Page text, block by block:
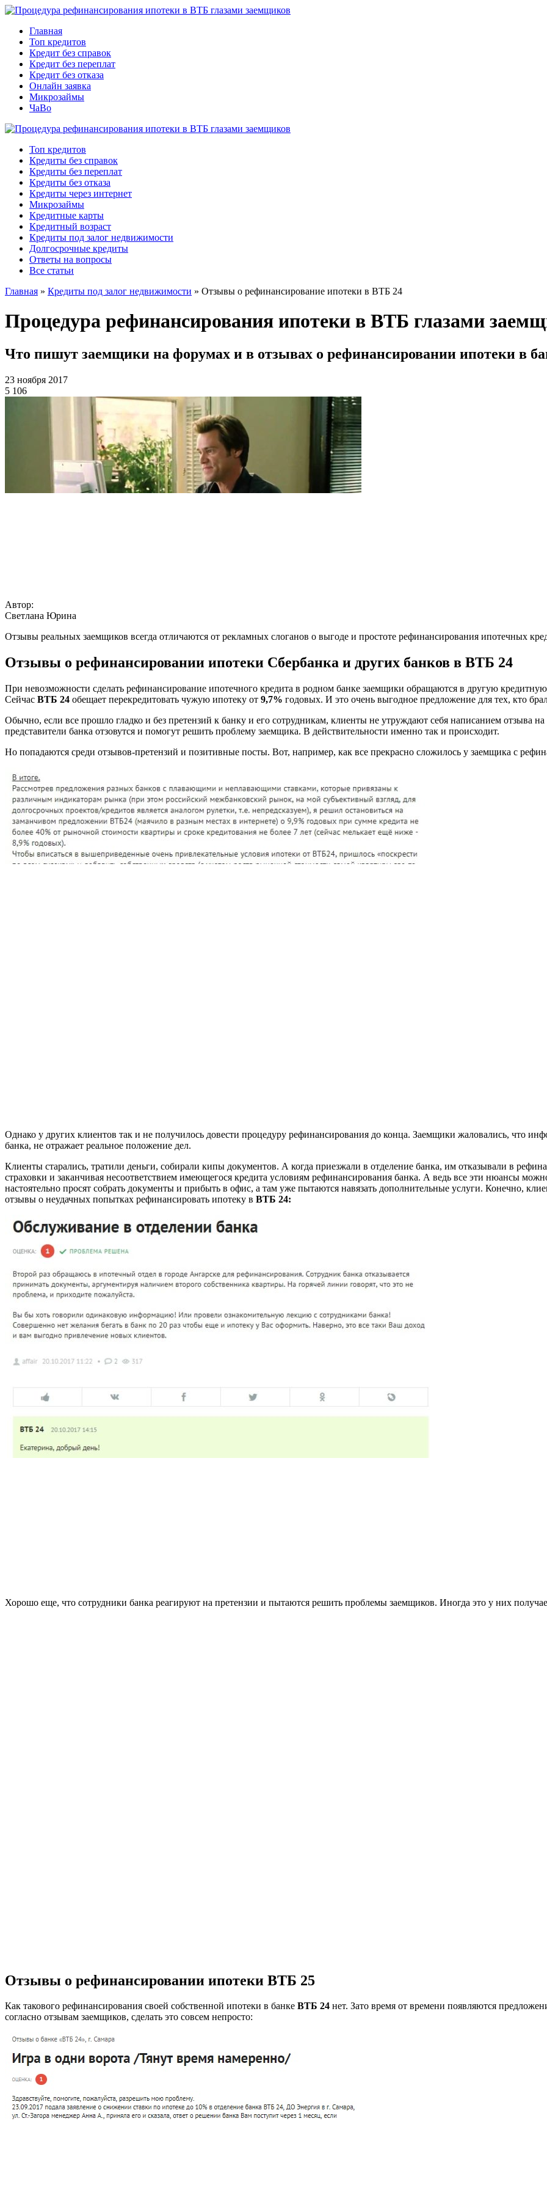
Главная
Топ кредитов
Кредит без справок
Кредит без переплат
Кредит без отказа
Онлайн заявка
Микрозаймы
ЧаВо
Топ кредитов
Кредиты без справок
Кредиты без переплат
Кредиты без отказа
Кредиты через интернет
Микрозаймы
Кредитные карты
Кредитный возраст
Кредиты под залог недвижимости
Долгосрочные кредиты
Ответы на вопросы
Все статьи
Главная » Кредиты под залог недвижимости » Отзывы о рефинансирование ипотеки в ВТБ 24
Процедура рефинансирования ипотеки в ВТБ глазами
Что пишут заемщики на форумах и в отзывах о рефинансировании ипотеки в
23 ноября 2017
5 106
Автор:
Светлана Юрина
Отзывы реальных заемщиков всегда отличаются от рекламных слоганов о выгоде и простоте рефинансирования ипотечных
Отзывы о рефинансировании ипотеки Сбербанка и других банков в ВТБ 24
При невозможности сделать рефинансирование ипотечного кредита в родном банке заемщики обращаются в другую
Сейчас ВТБ 24 обещает перекредитовать чужую ипотеку от 9,7% годовых. И это очень выгодное предложение для тех, кто
Обычно, если все прошло гладко и без претензий к банку и его сотрудникам, клиенты не утруждают себя написанием отзыва
представители банка отзовутся и помогут решить проблему заемщика. В действительности именно так и происходит.
Но попадаются среди отзывов-претензий и позитивные посты. Вот, например, как все прекрасно сложилось у заемщика с
Однако у других клиентов так и не получилось довести процедуру рефинансирования до конца. Заемщики жаловались, что
банка, не отражает реальное положение дел.
Клиенты старались, тратили деньги, собирали кипы документов. А когда приезжали в отделение банка, им отказывали в
страховки и заканчивая несоответствием имеющегося кредита условиям рефинансирования банка. А ведь все эти нюансы
настоятельно просят собрать документы и прибыть в офис, а там уже пытаются навязать дополнительные услуги. Конечно,
отзывы о неудачных попытках рефинансировать ипотеку в ВТБ 24:
Хорошо еще, что сотрудники банка реагируют на претензии и пытаются решить проблемы заемщиков. Иногда это у них
Отзывы о рефинансировании ипотеки ВТБ 25
Как такового рефинансирования своей собственной ипотеки в банке ВТБ 24 нет. Зато время от времени появляются
согласно отзывам заемщиков, сделать это совсем непросто: